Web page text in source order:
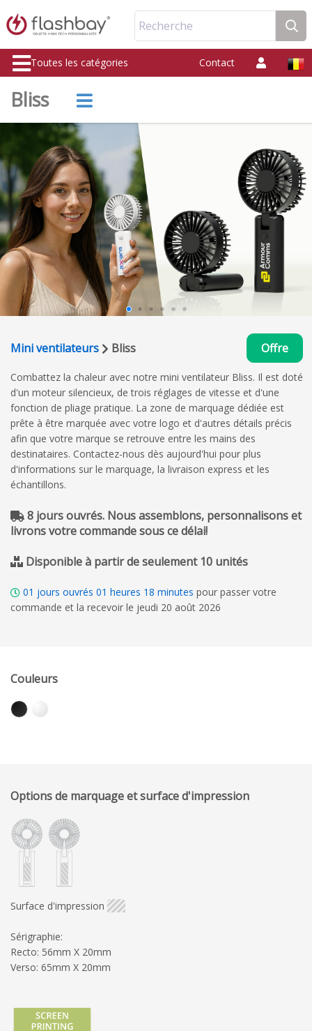
Recherche
Toutes les catégories Contact
Bliss
Mini ventilateurs Bliss Offre
Combattez la chaleur avec notre mini ventilateur Bliss. Il est doté
d'un moteur silencieux, de trois réglages de vitesse et d'une
fonction de pliage pratique. La zone de marquage dédiée est
prête à être marquée avec votre logo et d'autres détails précis
afin que votre marque se retrouve entre les mains des
destinataires. Contactez-nous dès aujourd'hui pour plus
d'informations sur le marquage, la livraison express et les
échantillons.
8 jours ouvrés. Nous assemblons, personnalisons et
livrons votre commande sous ce délai!
Disponible à partir de seulement 10 unités
01 jours ouvrés 01 heures 18 minutes pour passer votre
commande et la recevoir le jeudi 20 août 2026
Couleurs
Options de marquage et surface d'impression
Surface d'impression
Sérigraphie:
Recto: 56mm X 20mm
Verso: 65mm X 20mm